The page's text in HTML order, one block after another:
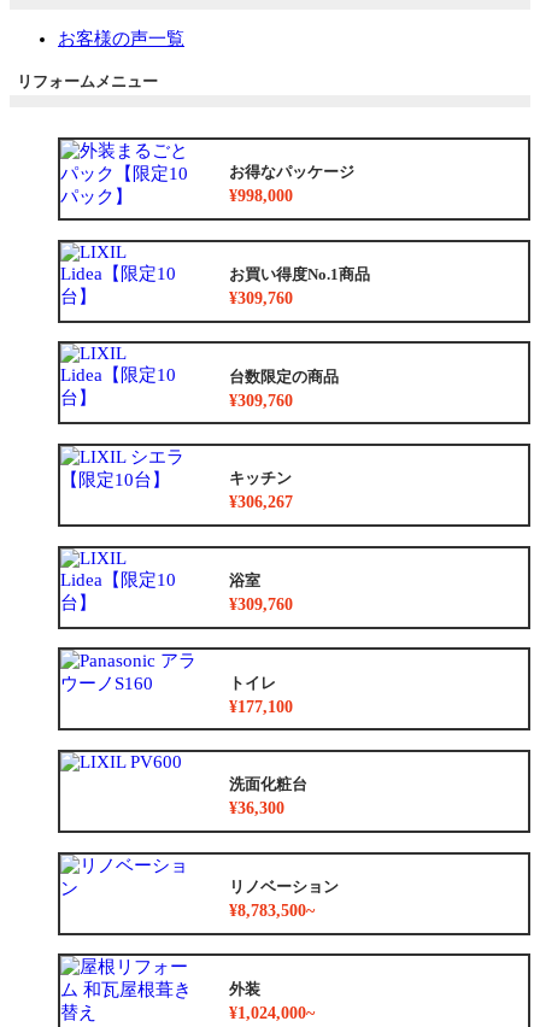
お客様の声一覧
リフォームメニュー
お得なパッケージ
¥998,000
お買い得度No.1商品
¥309,760
台数限定の商品
¥309,760
キッチン
¥306,267
浴室
¥309,760
トイレ
¥177,100
洗面化粧台
¥36,300
リノベーション
¥8,783,500~
外装
¥1,024,000~